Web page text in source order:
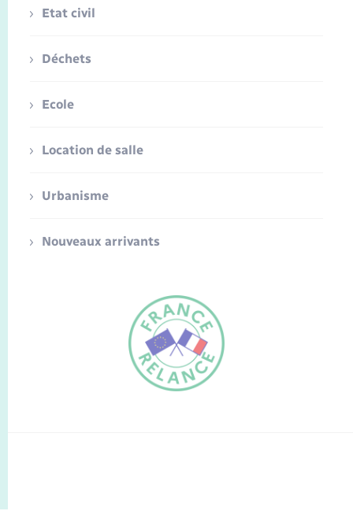
FR
Etat civil
Déchets
Ecole
Location de salle
Urbanisme
Nouveaux arrivants